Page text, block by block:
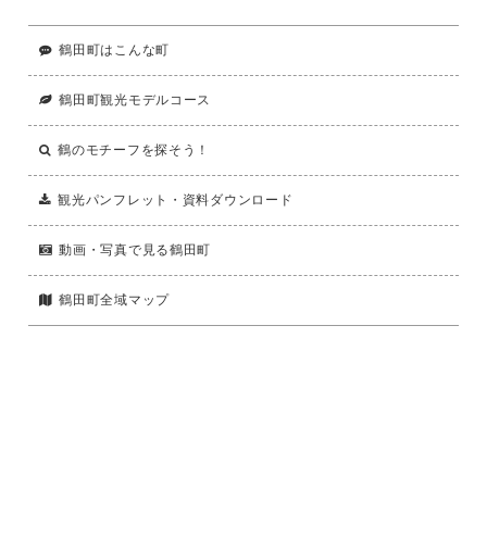
鶴田町はこんな町
鶴田町観光モデルコース
鶴のモチーフを探そう！
観光パンフレット・資料ダウンロード
動画・写真で見る鶴田町
鶴田町全域マップ